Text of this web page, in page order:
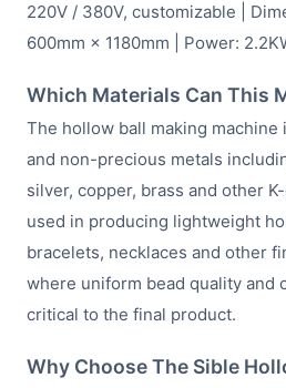
220V / 380V, customizable |
600mm × 1180mm | Power:
Which Materials Can This
The hollow ball making
and non-precious metals
silver, copper, brass and other
used in producing lightweight
bracelets, necklaces and other
where uniform bead quality and
critical to the final product.
Why Choose The Sible